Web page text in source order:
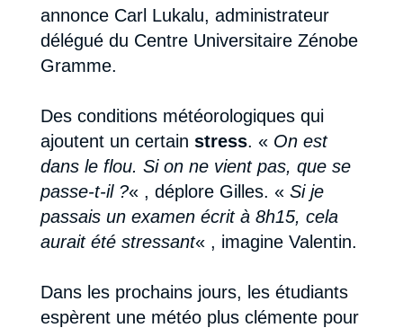
annonce Carl Lukalu, administrateur
délégué du Centre Universitaire Zénobe
Gramme.
Des conditions météorologiques qui
ajoutent un certain stress. « On est
dans le flou. Si on ne vient pas, que se
passe-t-il ?« , déplore Gilles. « Si je
passais un examen écrit à 8h15, cela
aurait été stressant« , imagine Valentin.
Dans les prochains jours, les étudiants
espèrent une météo plus clémente pour